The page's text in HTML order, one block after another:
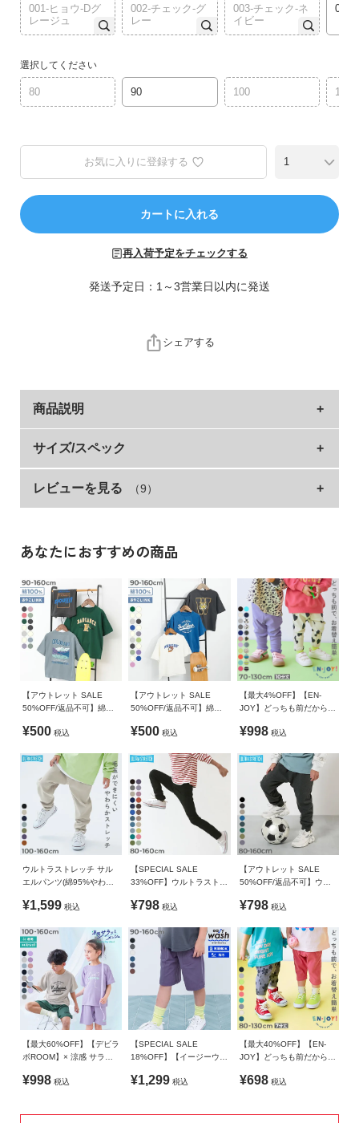
作
か
探
す
集
ら
探
す
ド・
ロ
ク
に
つ
い
買
い
ド
よ
く
あ
る
質
問
FOLLOW
001-ヒョウ-Dグ
レージュ
002-チェック-グ
レー
003-チェック-ネ
イビー
004-
選択してください
80 90 100 110
お気に入りに登録する
カートに入れる
再入荷予定をチェックする
発送予定日：1～3営業日以内に発送
シェアする
商品説明
生地を柔らかくすることで締め付け感を軽減し、スト
レスフリーな着心地を実現しました。
通園・通学からお出かけまで、あらゆるシーンで活躍するアイ
テムです。
ザインバリエーションで、ウルトラストレッチシリーズをご用
きょうだいやお友達と、それぞれ好きなアイテムを楽しめま
す。
＼アンバサダーさんと一緒に選んだ新色／
みんなの欲しいカラーを取り揃えられるように。
アンバサダーさんと一緒に、あみあみちゃん、だいりせきを選
びました。
お子さまに付けてもらったカラー名もポイントです。
売）。
・161UBT002 ウルトラストレッチパンツ(やわらかタッチ)
・170UBT012 ウルトラストレッチ サルエルパンツ(やわらか
タッチ)
・180UBT004 ウルトラストレッチ セミフレアパンツ(やわら
かタッチ)
・180UBT003 【DANCE】ウルトラストレッチ フレア ライン
パンツ
・180UBT015 ウルトラストレッチ 裾リブパンツ(やわらかタ
■シリーズ
子どもの動きはいつだって予測不可能。
走り出したと思ったら、急にしゃがんで何かに夢中になった
り、声をかけるとぴょんぴょん跳ねて大笑い。
すっと笑っちゃう。
サイズ/スペック
サイズ ウエスト
もも幅
110cm
46 59.3 39.1
21
120cm
49 65.8 44.8
22.8
130cm
52 72.4 50.4
24.5
140cm
54 79.5 56 26.3
»サイズガイド
素材・仕様
生産国
CHINA
備考
洗濯方法
洗濯機洗い可(デリケート洗い) / 漂白剤使用不可 / 乾燥機使用
不可 / 日陰つり干し
ご注意事項
・摩擦や水、汗などで色が移ることがあります。ご注意くだ
さい。
・平置きにて採寸しているため、サイズや形に多少の誤差が
生じる場合があります。あらかじめご了承ください。
・生産時期により、多少色味が異なる場合がございますが、
素材・サイズ等の品質に違いはございません。
レビューを見る （9）
あなたにおすすめの商品
【アウトレット SALE
50%OFF/返品不可】綿
エット プリント半袖Tシャ
¥500 税込
【アウトレット SALE
50%OFF/返品不可】綿
エット プリント半袖Tシャ
¥500 税込
【最大4%OFF】【EN-
JOY】どっちも前だから1
地&総柄 リブパンツ
¥998 税込
ウルトラストレッチ サル
エルパンツ(綿95%やわら
¥1,599 税込
【SPECIAL SALE
33%OFF】ウルトラストレ
チ)
¥798 税込
【アウトレット SALE
50%OFF/返品不可】ウル
ンツ(やわらかタッチ)
¥798 税込
【最大60%OFF】【デビラ
ボROOM】× 涼感 サラッ
も着られる パジャマ
¥998 税込
【SPECIAL SALE
18%OFF】【イージーウォ
ざが隠れる 6分丈パンツ
¥1,299 税込
【最大40%OFF】【EN-
JOY】どっちも前だから1
地&総柄 7分丈リブパンツ
¥698 税込